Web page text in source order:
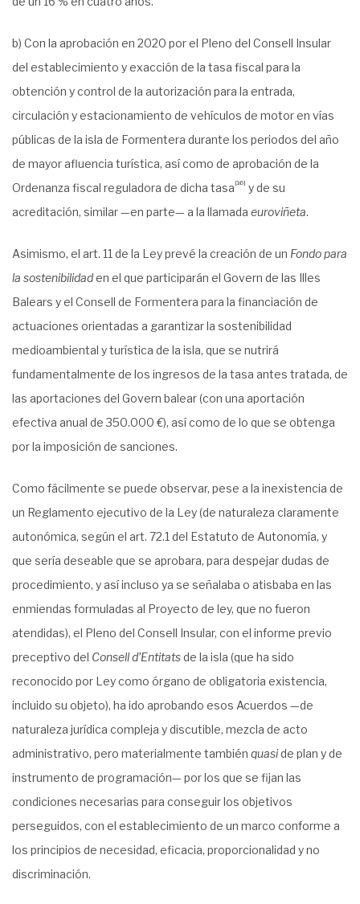
b) Con la aprobación en 2020 por el Pleno del Consell Insular
del establecimiento y exacción de la tasa fiscal para la
obtención y control de la autorización para la entrada,
circulación y estacionamiento de vehículos de motor en vías
públicas de la isla de Formentera durante los periodos del año
de mayor afluencia turística, así como de aprobación de la
Ordenanza fiscal reguladora de dicha tasa [16] y de su
acreditación, similar —en parte— a la llamada euroviñeta.
Asimismo, el art. 11 de la Ley prevé la creación de un Fondo para
la sostenibilidaden el que participarán el Govern de las Illes
Balears y el Consell de Formentera para la financiación de
actuaciones orientadas a garantizar la sostenibilidad
medioambiental y turística de la isla, que se nutrirá
fundamentalmente de los ingresos de la tasa antes tratada, de
las aportaciones del Govern balear (con una aportación
efectiva anual de 350.000 €), así como de lo que se obtenga
por la imposición de sanciones.
Como fácilmente se puede observar, pese a la inexistencia de
un Reglamento ejecutivo de la Ley (de naturaleza claramente
autonómica, según el art. 72.1 del Estatuto de Autonomía, y
que sería deseable que se aprobara, para despejar dudas de
procedimiento, y así incluso ya se señalaba o atisbaba en las
enmiendas formuladas al Proyecto de ley, que no fueron
atendidas), el Pleno del Consell Insular, con el informe previo
preceptivo del Consell d’Entitatsde la isla (que ha sido
reconocido por Ley como órgano de obligatoria existencia,
incluido su objeto), ha ido aprobando esos Acuerdos —de
naturaleza jurídica compleja y discutible, mezcla de acto
administrativo, pero materialmente también quaside plan y de
instrumento de programación— por los que se fijan las
condiciones necesarias para conseguir los objetivos
perseguidos, con el establecimiento de un marco conforme a
los principios de necesidad, eficacia, proporcionalidad y no
discriminación.